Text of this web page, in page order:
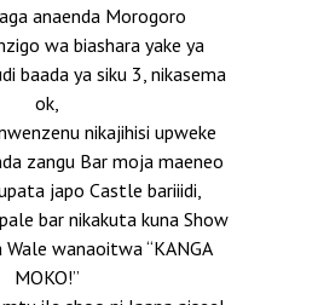
anaenda Morogoro
wa biashara yake ya
baada ya siku 3, nikasema
ok,
nikajihisi upweke
zangu Bar moja maeneo
japo Castle bariiidi,
bar nikakuta kuna Show
wanaoitwa “KANGA
MOKO!”